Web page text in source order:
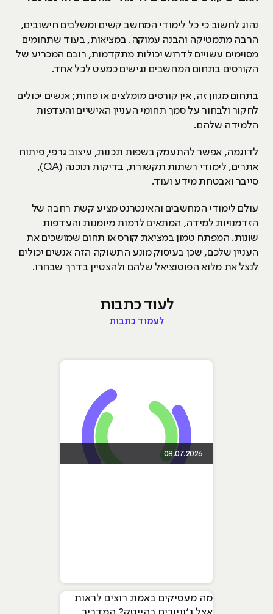
נהוג לחשוב כי כל לימודי המחשב קשים ומשלבים חישובים,
הרבה מתמטיקה והבנה עמוקה. במציאות, בעוד שתחומים
מסוימים עשויים לדרוש יכולות מתקדמות, רובם המכריע של
הקורסים בתחום המחשבים נגישים כמעט לכל אחד.
בתחום מגוון זה, אין קורסים מומלצים או פחות; אנשים יכולים
לחקור ולבחור על סמך תחומי העניין האישיים והעדפות
הלמידה שלהם.
לדוגמה, אפשר להתעמק בשפות תכנות, עיצוב גרפי, פיתוח
אתרים, לימודי רשתות תקשורת, בדיקות תוכנה (QA),
סייבר ואבטחת מידע ועוד.
עולם לימודי המחשבים והאינטרנט מציע קשת רחבה של
הזדמנויות למידה, המתאים לרמות מיומנות והעדפות
שונות. המפתח טמון במציאת קורס או תחום שמושכים את
העניין שלכם, שכן בעיסוק מונע התשוקה הזה אנשים יכולים
לנצל את מלוא הפוטנציאל שלהם ולהצטיין בדרך שבחרו.
לעוד כתבות
לעמוד כתבות
08.07.2026
מה מעסיקים באמת רוצים לראות